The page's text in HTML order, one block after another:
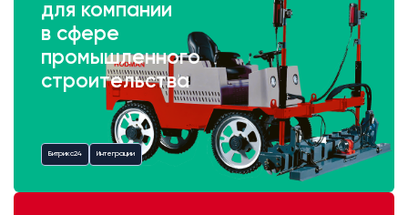
для компании
в сфере
промышленного
строительства
Битрикс24 Интеграции